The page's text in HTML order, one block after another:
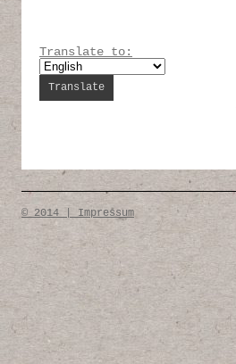
Translate to:
© 2014 | Impressum